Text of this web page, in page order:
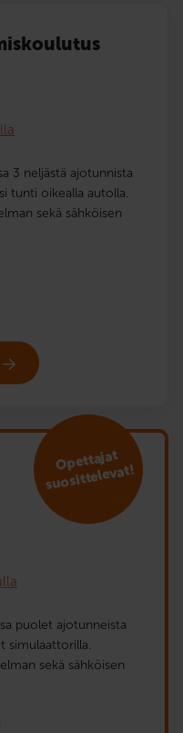
3 neljästä ajotunnista
tunti oikealla autolla.
sekä sähköisen
Opettajat
suosittelevat!
puolet ajotunneista
simulaattorilla.
sekä sähköisen